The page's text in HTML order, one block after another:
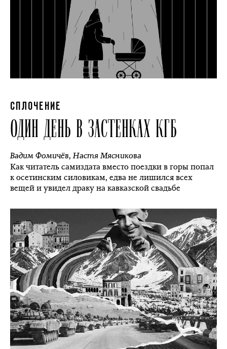
СПЛОЧЕНИЕ
ОДИН ДЕНЬ В ЗАСТЕНКАХ КГБ
Вадим Фомичёв,Настя Мясникова
Как читатель самиздата вместо поездки в горы попал
к осетинским силовикам, едва не лишился всех
вещей и увидел драку на кавказской свадьбе